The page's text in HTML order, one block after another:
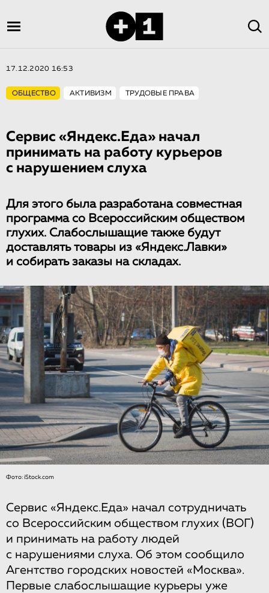
17.12.2020 16:53
ОБЩЕСТВО АКТИВИЗМ ТРУДОВЫЕ ПРАВА
Сервис «Яндекс.Еда» начал
принимать на работу курьеров
с нарушением слуха
Для этого была разработана совместная
программа со Всероссийским обществом
глухих. Слабослышащие также будут
доставлять товары из «Яндекс.Лавки»
и собирать заказы на складах.
Фото: iStock.com
Сервис «Яндекс.Еда» начал сотрудничать
со Всероссийским обществом глухих (ВОГ)
и принимать на работу людей
с нарушениями слуха. Об этом сообщило
Агентство городских новостей «Москва».
Первые слабослышащие курьеры уже